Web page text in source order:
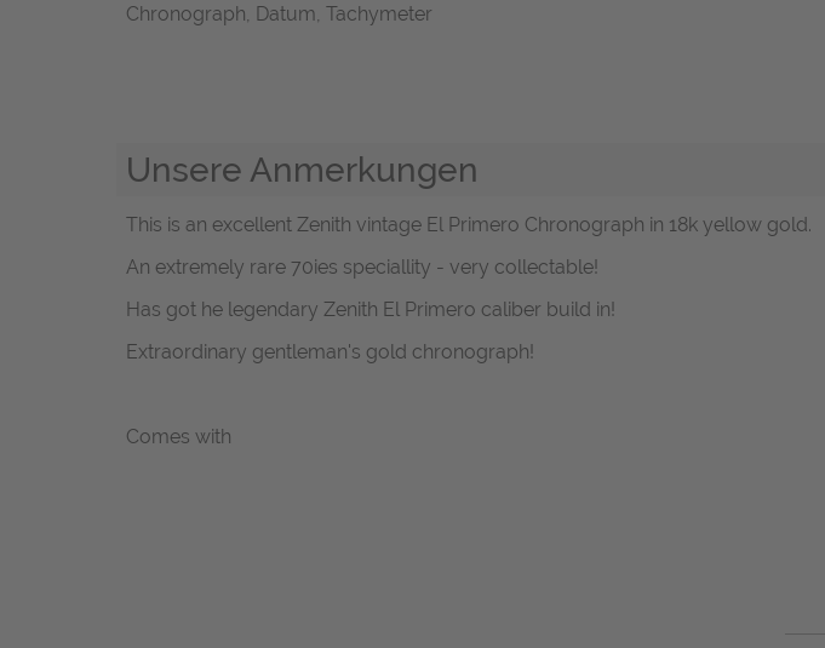
Chronograph, Datum, Tachymeter
Unsere Anmerkungen
This is an excellent Zenith vintage El Primero Chronograph in 18k yellow gold.
An extremely rare 70ies speciallity - very collectable!
Has got he legendary Zenith El Primero caliber build in!
Extraordinary gentleman's gold chronograph!
Comes with